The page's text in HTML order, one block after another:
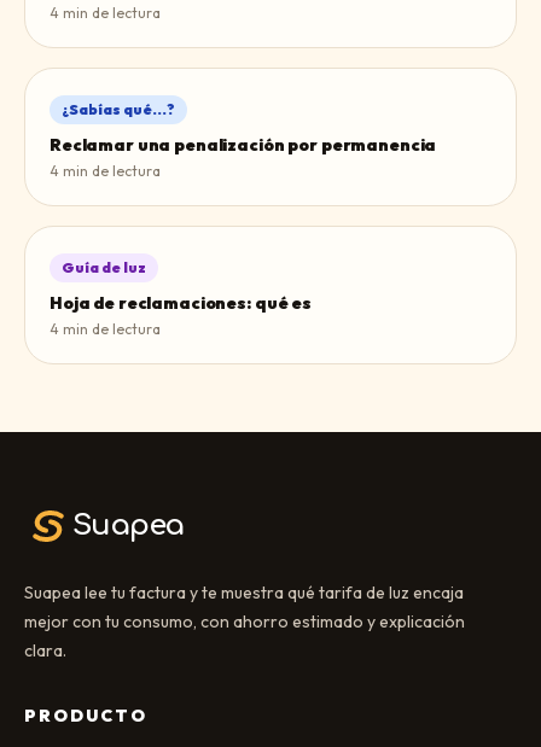
4 min de lectura
¿Sabías qué...?
Reclamar una penalización por permanencia
4 min de lectura
Guía de luz
Hoja de reclamaciones: qué es
4 min de lectura
Suapea
Suapea lee tu factura y te muestra qué tarifa de luz encaja
mejor con tu consumo, con ahorro estimado y explicación
clara.
PRODUCTO